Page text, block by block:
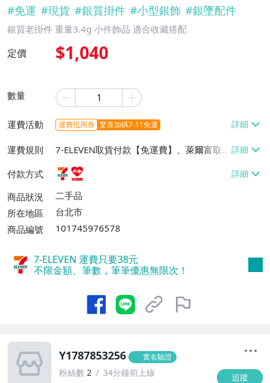
#免運 #現貨 #銀質掛件 #小型銀飾 #銀墜配件
銀質老掛件 重量3.4g 小件飾品 適合收藏搭配
定價 $1,040
數量
運費活動 運費抵用券 驚喜加碼7-11免運
運費規則
7-ELEVEN取貨付款【免運費】、萊爾富取
貨付款【免運費】
付款方式
商品狀況
二手品
所在地區
台北市
商品編號
101745976578
7-ELEVEN 運費只要38元
不限金額、筆數，筆筆優惠無限次！
Y1787853256 實名驗證
粉絲數 2 34分鐘前上線 追蹤